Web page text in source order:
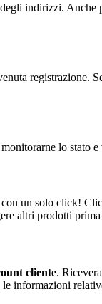
indirizzi.
registrazione.
lo stato
un solo click!
altri prodotti
cliente.
informazioni